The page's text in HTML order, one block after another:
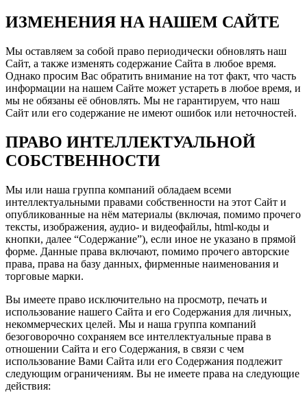
ИЗМЕНЕНИЯ НА НАШЕМ САЙТЕ
Мы оставляем за собой право периодически обновлять наш
Сайт, а также изменять содержание Сайта в любое время.
Однако просим Вас обратить внимание на тот факт, что часть
информации на нашем Сайте может устареть в любое время, и
мы не обязаны её обновлять. Мы не гарантируем, что наш
Сайт или его содержание не имеют ошибок или неточностей.
ПРАВО ИНТЕЛЛЕКТУАЛЬНОЙ
СОБСТВЕННОСТИ
Мы или наша группа компаний обладаем всеми
интеллектуальными правами собственности на этот Сайт и
опубликованные на нём материалы (включая, помимо прочего
тексты, изображения, аудио- и видеофайлы, html-коды и
кнопки, далее “Содержание”), если иное не указано в прямой
форме. Данные права включают, помимо прочего авторские
права, права на базу данных, фирменные наименования и
торговые марки.
Вы имеете право исключительно на просмотр, печать и
использование нашего Сайта и его Содержания для личных,
некоммерческих целей. Мы и наша группа компаний
безоговорочно сохраняем все интеллектуальные права в
отношении Сайта и его Содержания, в связи с чем
использование Вами Сайта или его Содержания подлежит
следующим ограничениям. Вы не имеете права на следующие
действия: